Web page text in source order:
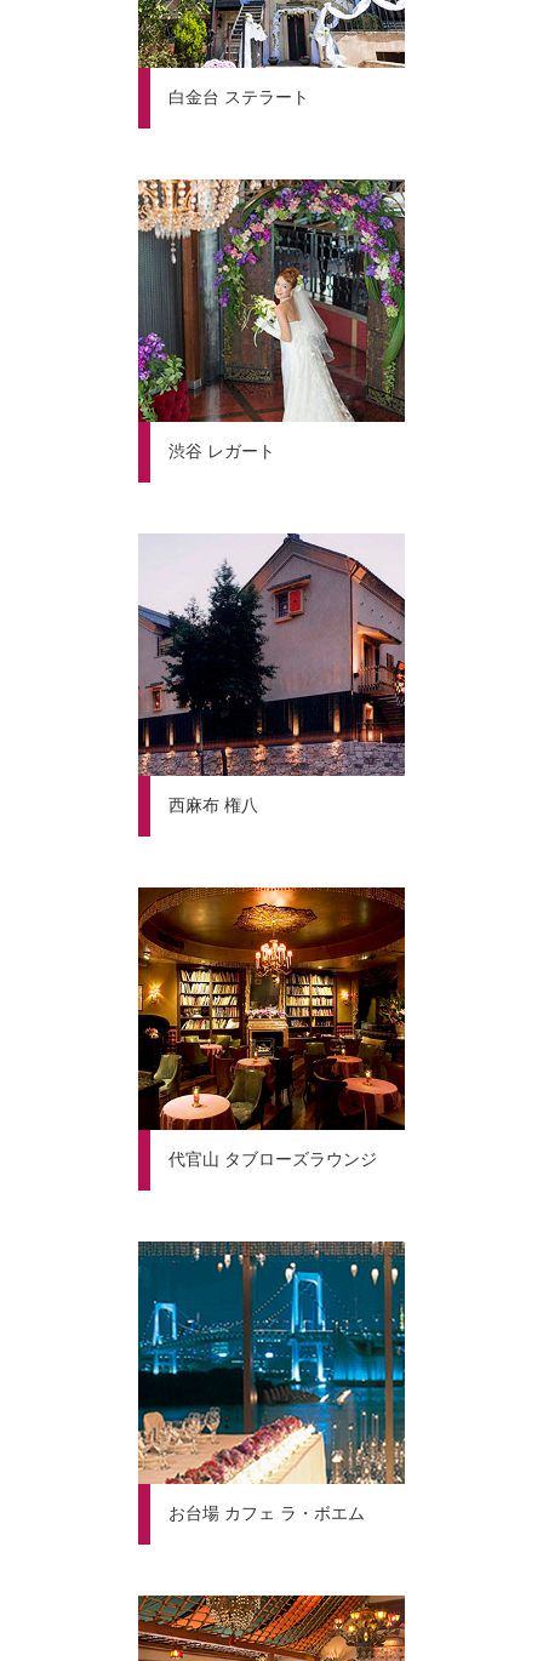
白金台 ステラート
渋谷 レガート
西麻布 権八
代官山 タブローズラウンジ
お台場 カフェ ラ・ボエム